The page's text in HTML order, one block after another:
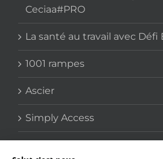
Ceciaa#PRO
La santé au travail avec Défi
1001 rampes
Ascier
Simply Access